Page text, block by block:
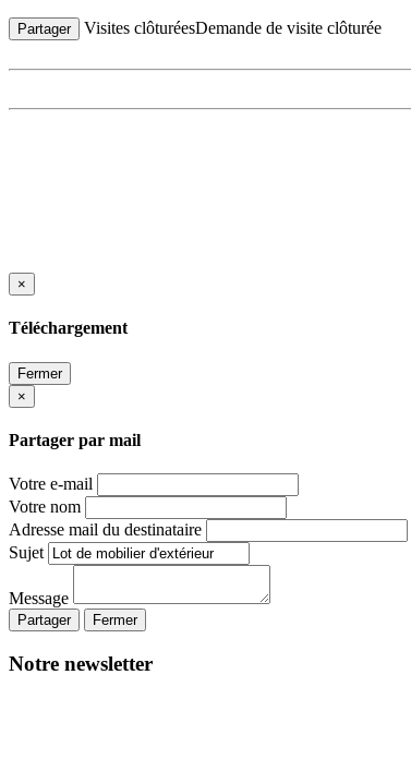
Partager Visites clôturéesDemande de visite clôturée
×
Téléchargement
Fermer
×
Partager par mail
Votre e-mail
Votre nom
Adresse mail du destinataire
Sujet
Message
Partager Fermer
Notre newsletter